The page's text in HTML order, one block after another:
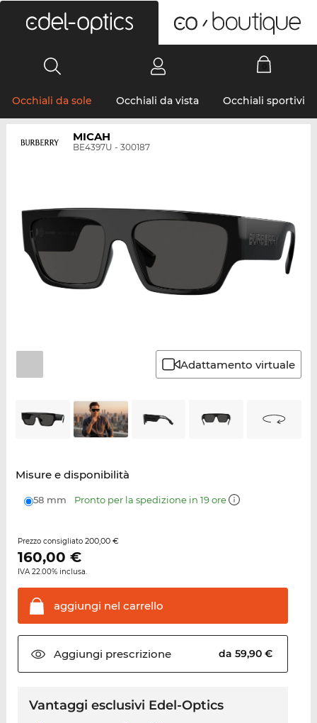
Occhiali da sole Occhiali da vista Occhiali sportivi
MICAH
BE4397U - 300187
Adattamento virtuale
Misure e disponibilità
58 mm Pronto per la spedizione in 19 ore
Prezzo consigliato 200,00 €
160,00 €
IVA 22.00% inclusa.
aggiungi nel carrello
Aggiungi prescrizione da 59,90 €
Vantaggi esclusivi Edel-Optics